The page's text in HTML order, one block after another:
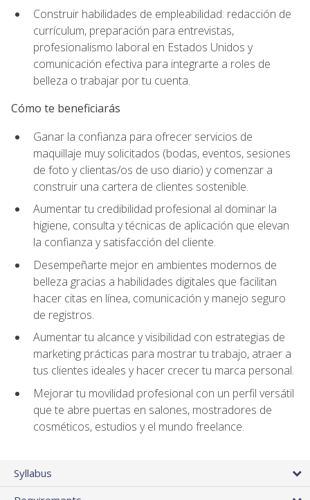
Construir habilidades de empleabilidad: redacción de
currículum, preparación para entrevistas,
profesionalismo laboral en Estados Unidos y
comunicación efectiva para integrarte a roles de
belleza o trabajar por tu cuenta.
Cómo te beneficiarás
Ganar la confianza para ofrecer servicios de
maquillaje muy solicitados (bodas, eventos, sesiones
de foto y clientas/os de uso diario) y comenzar a
construir una cartera de clientes sostenible.
Aumentar tu credibilidad profesional al dominar la
higiene, consulta y técnicas de aplicación que elevan
la confianza y satisfacción del cliente.
Desempeñarte mejor en ambientes modernos de
belleza gracias a habilidades digitales que facilitan
hacer citas en línea, comunicación y manejo seguro
de registros.
Aumentar tu alcance y visibilidad con estrategias de
marketing prácticas para mostrar tu trabajo, atraer a
tus clientes ideales y hacer crecer tu marca personal.
Mejorar tu movilidad profesional con un perfil versátil
que te abre puertas en salones, mostradores de
cosméticos, estudios y el mundo freelance.
Syllabus